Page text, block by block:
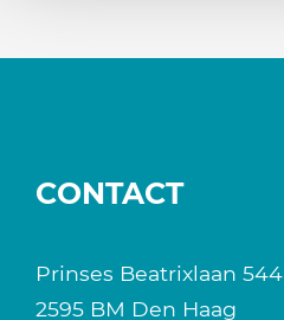
CONTACT
Prinses Beatrixlaan 544
2595 BM Den Haag